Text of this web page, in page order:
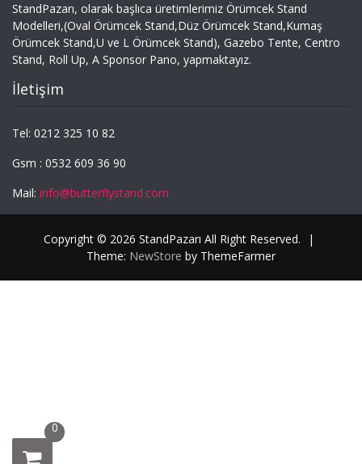
StandPazarı, olarak başlıca üretimlerimiz Örümcek Stand
Modelleri,(Oval Örümcek Stand,Düz Örümcek Stand,Kumaş
Örümcek Stand,U ve L Örümcek Stand), Gazebo Tente, Centro
Stand, Roll Up, A Sponsor Pano, yapmaktayız.
İletişim
Tel: 0212 325 10 82
Gsm : 0532 609 36 90
Mail: info@butterflystand.com
Copyright © 2026 StandPazarı All Right Reserved.
|
Theme: NewStore by ThemeFarmer
0